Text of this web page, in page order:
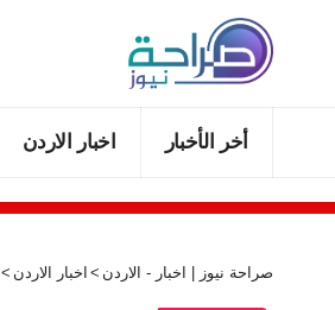
أخر الأخبار اخبار الاردن
صراحة نيوز | اخبار - الاردن > اخبار الاردن >